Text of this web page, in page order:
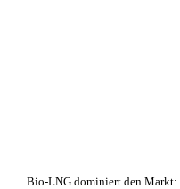
Bio-LNG dominiert den Markt: